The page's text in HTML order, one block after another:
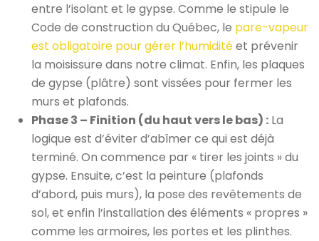
entre l’isolant et le gypse. Comme le stipule le
Code de construction du Québec, le pare-vapeur
est obligatoire pour gérer l’humiditéet prévenir
la moisissure dans notre climat. Enfin, les plaques
de gypse (plâtre) sont vissées pour fermer les
murs et plafonds.
Phase 3 – Finition (du haut vers le bas) : La
logique est d’éviter d’abîmer ce qui est déjà
terminé. On commence par « tirer les joints » du
gypse. Ensuite, c’est la peinture (plafonds
d’abord, puis murs), la pose des revêtements de
sol, et enfin l’installation des éléments « propres »
comme les armoires, les portes et les plinthes.